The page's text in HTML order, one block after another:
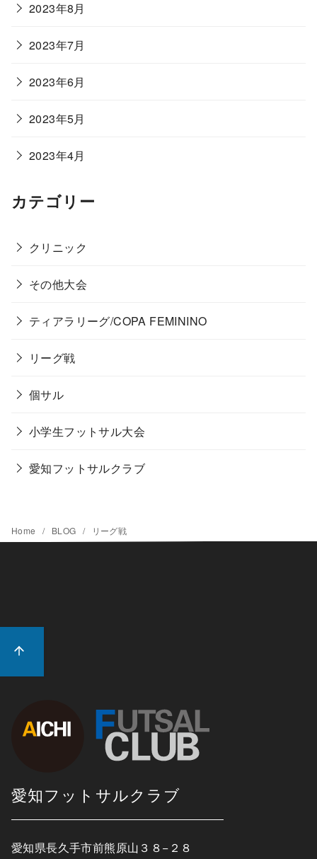
2023年8月
2023年7月
2023年6月
2023年5月
2023年4月
カテゴリー
クリニック
その他大会
ティアラリーグ/COPA FEMININO
リーグ戦
個サル
小学生フットサル大会
愛知フットサルクラブ
Home BLOG リーグ戦
愛知フットサルクラブ
愛知県長久手市前熊原山３８−２８